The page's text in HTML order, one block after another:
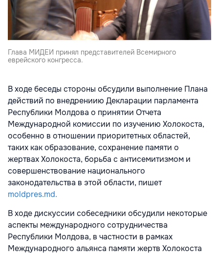
Глава МИДЕИ принял представителей Всемирного
еврейского конгресса.
В ходе беседы стороны обсудили выполнение Плана
действий по внедрениию Декларации парламента
Республики Молдова о принятии Отчета
Международной комиссии по изучению Холокоста,
особенно в отношении приоритетных областей,
таких как образование, сохранение памяти о
жертвах Холокоста, борьба с антисемитизмом и
совершенствование национального
законодательства в этой области, пишет
moldpres.md.
В ходе дискуссии собеседники обсудили некоторые
аспекты международного сотрудничества
Республики Молдова, в частности в рамках
Международного альянса памяти жертв Холокоста